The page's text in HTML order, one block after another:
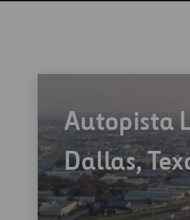
Autopista
Dallas,